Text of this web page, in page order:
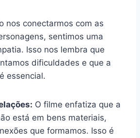
nos conectarmos com as
sentimos uma
Isso nos lembra que
dificuldades e que a
essencial.
O filme enfatiza que a
está em bens materiais,
que formamos. Isso é